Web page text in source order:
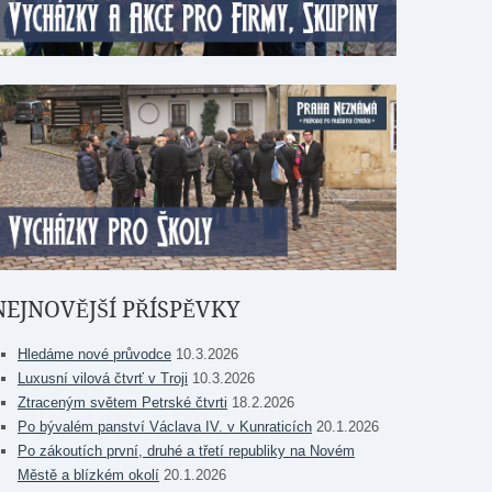
PŘÍSPĚVKY
Hledáme nové průvodce 10.3.2026
Luxusní vilová čtvrť v Troji 10.3.2026
Ztraceným světem Petrské čtvrti 18.2.2026
Po bývalém panství Václava IV. v Kunraticích 20.1.2026
Po zákoutích první, druhé a třetí republiky na Novém
Městě a blízkém okolí 20.1.2026